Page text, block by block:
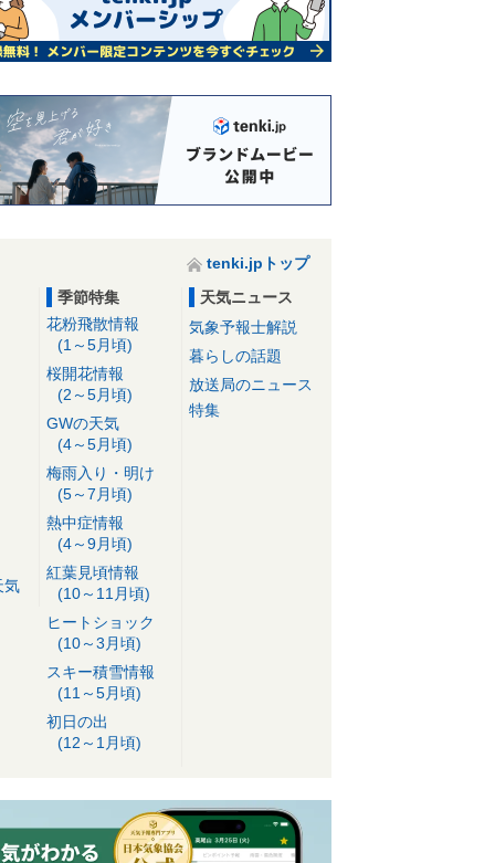
tenki.jpトップ
気
季節特集
花粉飛散情報
(1～5月頃)
桜開花情報
(2～5月頃)
GWの天気
(4～5月頃)
梅雨入り・明け
(5～7月頃)
熱中症情報
(4～9月頃)
紅葉見頃情報
(10～11月頃)
ヒートショック
(10～3月頃)
スキー積雪情報
(11～5月頃)
初日の出
(12～1月頃)
天気ニュース
気象予報士解説
暮らしの話題
放送局のニュース
特集